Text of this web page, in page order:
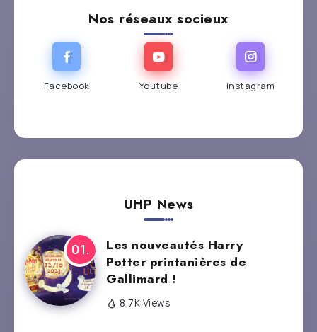
Nos réseaux socieux
Facebook Youtube Instagram
UHP News
Les nouveautés Harry
Potter printanières de
Gallimard !
8.7K Views